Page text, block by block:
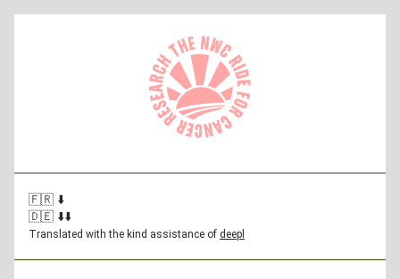
🇫🇷 ⬇️
🇩🇪 ⬇️⬇️
Translated with the kind assistance of deepl